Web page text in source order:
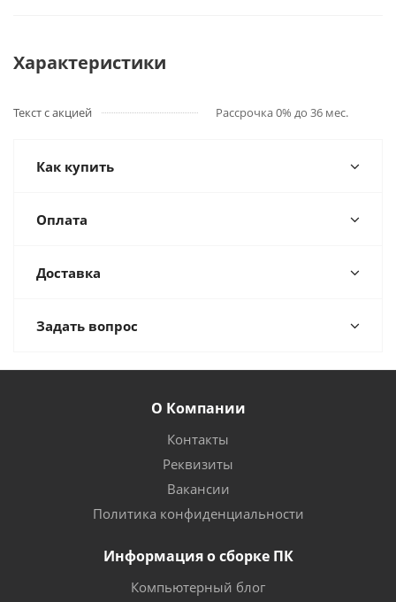
Характеристики
Текст с акцией Рассрочка 0% до 36 мес.
Как купить
Оплата
Доставка
Задать вопрос
О Компании
Контакты
Реквизиты
Вакансии
Политика конфиденциальности
Информация о сборке ПК
Компьютерный блог